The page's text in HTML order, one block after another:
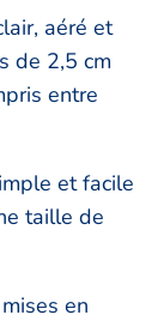
aéré et
de 2,5 cm
entre
et facile
taille de
en